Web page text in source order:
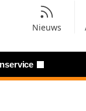
Nieuws